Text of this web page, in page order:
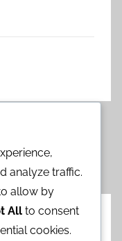
analyze traffic.
allow by
All to consent
cookies.